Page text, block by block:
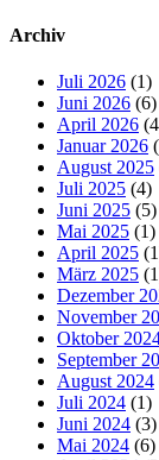
Archiv
Juli 2026 (1)
Juni 2026 (6)
April 2026
Januar 2026
August 2025
Juli 2025 (4)
Juni 2025 (5)
Mai 2025 (1)
April 2025
März 2025
Dezember
November
Oktober
September
August 2024
Juli 2024 (1)
Juni 2024 (3)
Mai 2024 (6)